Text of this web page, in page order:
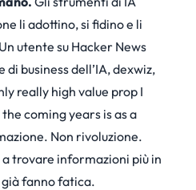
li adottino, si fidino e li
utente su Hacker News
business dell’IA, dexwiz,
really high value prop I
coming years is as a
Non rivoluzione.
trovare informazioni più in
fanno fatica.